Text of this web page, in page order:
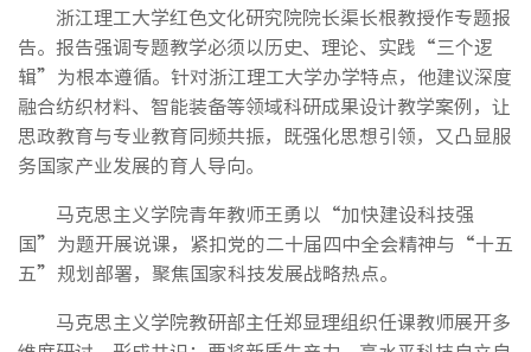
浙江理工大学红色文化研究院院长渠长根教授作专题报
告。报告强调专题教学必须以历史、理论、实践“三个逻
辑”为根本遵循。针对浙江理工大学办学特点，他建议深度
融合纺织材料、智能装备等领域科研成果设计教学案例，让
思政教育与专业教育同频共振，既强化思想引领，又凸显服
务国家产业发展的育人导向。
马克思主义学院青年教师王勇以“加快建设科技强
国”为题开展说课，紧扣党的二十届四中全会精神与“十五
五”规划部署，聚焦国家科技发展战略热点。
马克思主义学院教研部主任郑显理组织任课教师展开多